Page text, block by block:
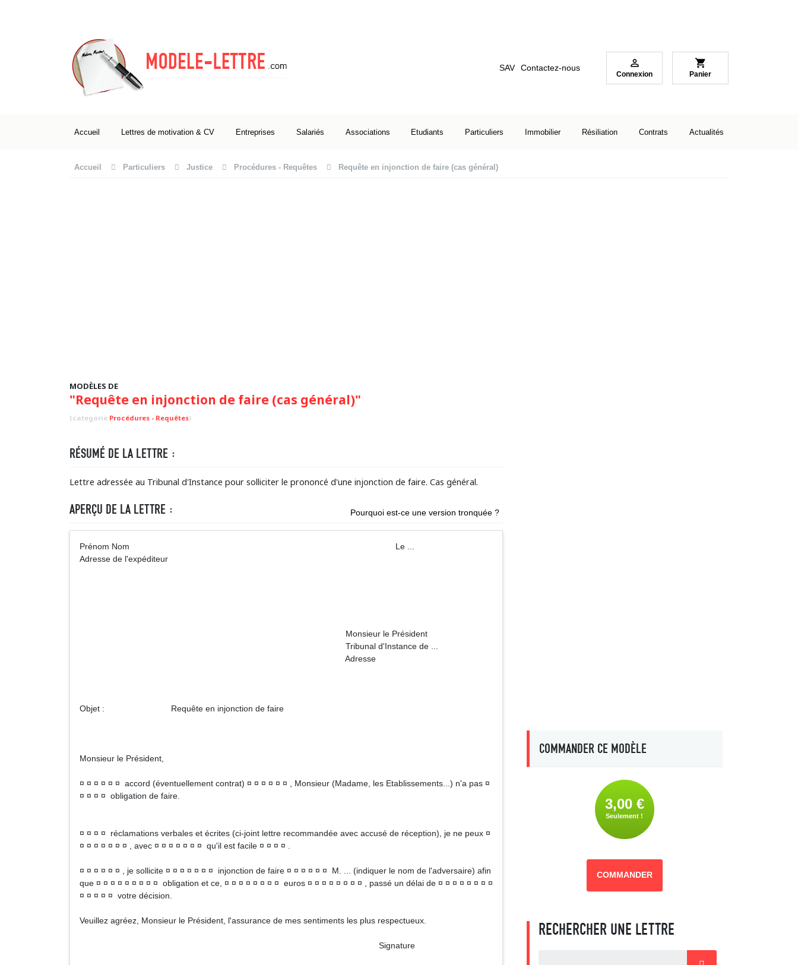
SAV Contactez-nous 
Connexion
shopping_cart
Panier
Accueil Lettres de motivation & CV Entreprises Salariés Associations Etudiants Particuliers Immobilier Résiliation Contrats Actualités
Accueil Particuliers Justice Procédures - Requêtes Requête en injonction de faire (cas général)
MODÈLES DE
"Requête en injonction de faire (cas général)"
(categorie Procédures - Requêtes)
RÉSUMÉ DE LA LETTRE :
Lettre adressée au Tribunal d'Instance pour solliciter le prononcé d'une injonction de faire. Cas général.
APERÇU DE LA LETTRE : Pourquoi est-ce une version tronquée ?
Prénom Nom Le ...
Adresse de l'expéditeur
Monsieur le Président
Tribunal d'Instance de ...
Adresse
Objet : Requête en injonction de faire
Monsieur le Président,
¤ ¤ ¤ ¤ ¤ ¤ accord (éventuellement contrat) ¤ ¤ ¤ ¤ ¤ ¤ , Monsieur (Madame, les Etablissements...) n'a pas ¤
¤ ¤ ¤ ¤ obligation de faire.
¤ ¤ ¤ ¤ réclamations verbales et écrites (ci-joint lettre recommandée avec accusé de réception), je ne peux ¤
¤ ¤ ¤ ¤ ¤ ¤ ¤ , avec ¤ ¤ ¤ ¤ ¤ ¤ ¤ qu'il est facile ¤ ¤ ¤ ¤ .
¤ ¤ ¤ ¤ ¤ ¤ , je sollicite ¤ ¤ ¤ ¤ ¤ ¤ ¤ injonction de faire ¤ ¤ ¤ ¤ ¤ ¤ M. ... (indiquer le nom de l'adversaire) afin
que ¤ ¤ ¤ ¤ ¤ ¤ ¤ ¤ ¤ obligation et ce, ¤ ¤ ¤ ¤ ¤ ¤ ¤ ¤ euros ¤ ¤ ¤ ¤ ¤ ¤ ¤ ¤ , passé un délai de ¤ ¤ ¤ ¤ ¤ ¤ ¤ ¤
¤ ¤ ¤ ¤ ¤ votre décision.
Veuillez agréez, Monsieur le Président, l'assurance de mes sentiments les plus respectueux.
Signature
COMMANDER CE MODÈLE
3,00 €
Seulement !
COMMANDER
RECHERCHER UNE LETTRE